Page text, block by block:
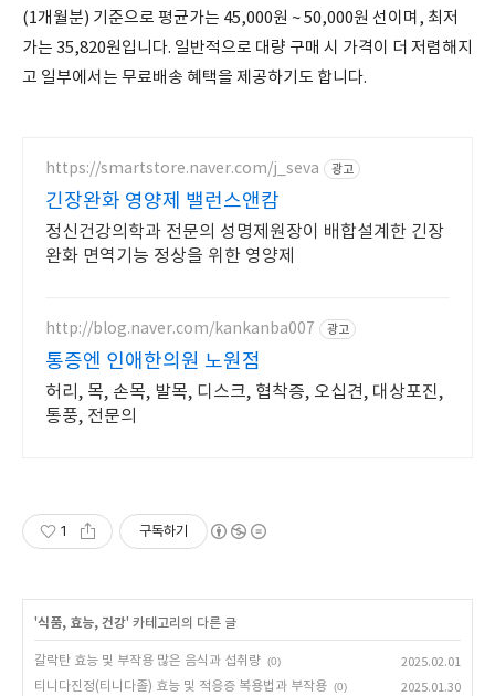
(1개월분) 기준으로 평균가는 45,000원 ~ 50,000원 선이며, 최저
가는 35,820원입니다. 일반적으로 대량 구매 시 가격이 더 저렴해지
고 일부에서는 무료배송 혜택을 제공하기도 합니다.
https://smartstore.naver.com/j_seva 광고
긴장완화 영양제 밸런스앤캄
정신건강의학과 전문의 성명제원장이 배합설계한 긴장
완화 면역기능 정상을 위한 영양제
http://blog.naver.com/kankanba007 광고
통증엔 인애한의원 노원점
허리, 목, 손목, 발목, 디스크, 협착증, 오십견, 대상포진,
통풍, 전문의
1 구독하기
'식품, 효능, 건강' 카테고리의 다른 글
갈락탄 효능 및 부작용 많은 음식과 섭취량 (0)
2025.02.01
티니다진정(티니다졸) 효능 및 적응증 복용법과 부작용 (0)
2025.01.30